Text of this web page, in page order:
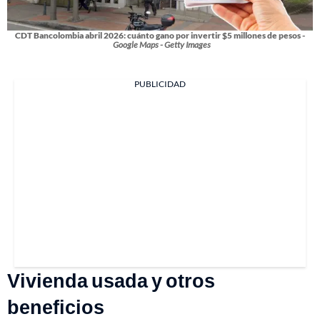
CDT Bancolombia abril 2026: cuánto gano por invertir $5 millones de pesos -
Google Maps - Getty Images
PUBLICIDAD
Vivienda usada y otros
beneficios